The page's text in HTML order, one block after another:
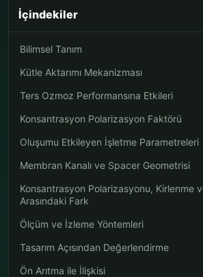
İçindekiler
Bilimsel Tanım
Kütle Aktarımı Mekanizması
Ters Ozmoz Performansına Etkileri
Konsantrasyon Polarizasyon Faktörü
Oluşumu Etkileyen İşletme Parametreleri
Membran Kanalı ve Spacer Geometrisi
Konsantrasyon Polarizasyonu, Kirlenme
Arasındaki Fark
Ölçüm ve İzleme Yöntemleri
Tasarım Açısından Değerlendirme
Ön Arıtma ile İlişkisi